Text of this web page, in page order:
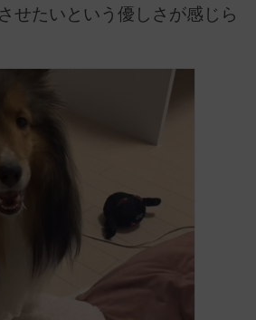
せたいという優しさが感じら